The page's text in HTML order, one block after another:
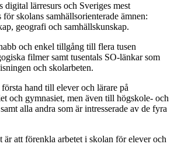
digital lärresurs och Sveriges mest
skolans samhällsorienterade ämnen:
geografi och samhällskunskap.
och enkel tillgång till flera tusen
filmer samt tusentals SO-länkar som
och skolarbeten.
hand till elever och lärare på
och gymnasiet, men även till högskole- och
alla andra som är intresserade av de fyra
är att förenkla arbetet i skolan för elever och